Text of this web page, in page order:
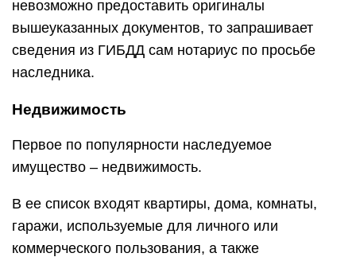
невозможно предоставить оригиналы
вышеуказанных документов, то запрашивает
сведения из ГИБДД сам нотариус по просьбе
наследника.
Недвижимость
Первое по популярности наследуемое
имущество – недвижимость.
В ее список входят квартиры, дома, комнаты,
гаражи, используемые для личного или
коммерческого пользования, а также